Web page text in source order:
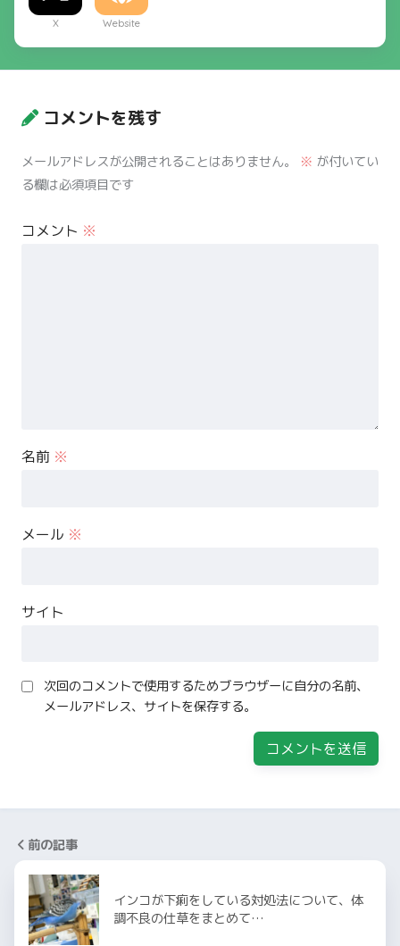
X Website
コメントを残す
メールアドレスが公開されることはありません。 ※ が付いてい
る欄は必須項目です
コメント ※
名前 ※
メール ※
サイト
次回のコメントで使用するためブラウザーに自分の名前、
メールアドレス、サイトを保存する。
前の記事
インコが下痢をしている対処法について、体
調不良の仕草をまとめて…